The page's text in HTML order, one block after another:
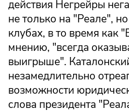
действия Негрейры
не только на "Реале",
клубах, в то время как
мнению, "всегда
выигрыше".
незамедлительно
возможности
слова президента